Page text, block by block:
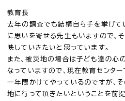
教育長
去年の調査でも結構自ら手を挙げて
に思いを寄せる先生もいますので、
映していきたいと思っています。
また、被災地の場合は子ども達の心
なっていますので、現在教育センタ
一年間かけてやっているのですが、
地に行って頂きたいということを前